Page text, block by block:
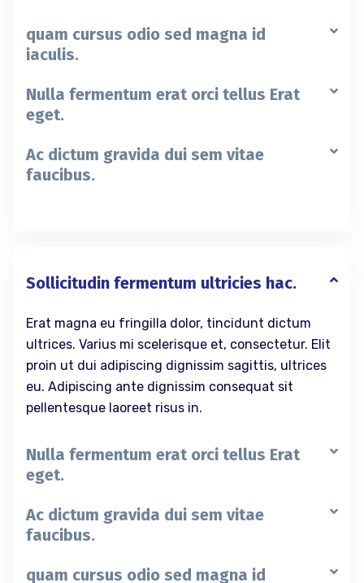
quam cursus odio sed magna id
iaculis.
Nulla fermentum erat orci tellus Erat
eget.
Ac dictum gravida dui sem vitae
faucibus.
Sollicitudin fermentum ultricies hac.
Erat magna eu fringilla dolor, tincidunt dictum
ultrices. Varius mi scelerisque et, consectetur. Elit
proin ut dui adipiscing dignissim sagittis, ultrices
eu. Adipiscing ante dignissim consequat sit
pellentesque laoreet risus in.
Nulla fermentum erat orci tellus Erat
eget.
Ac dictum gravida dui sem vitae
faucibus.
quam cursus odio sed magna id